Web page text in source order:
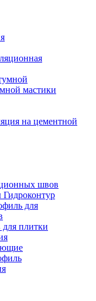
мастики
на цементной
швов
для
плитки